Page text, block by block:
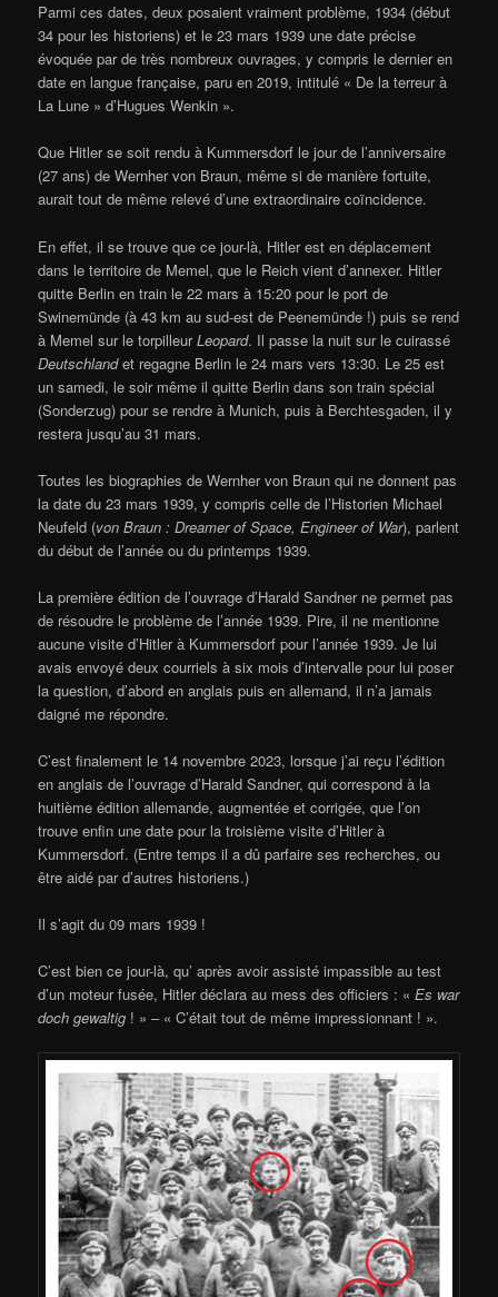
Parmi ces dates, deux posaient vraiment problème, 1934 (début
34 pour les historiens) et le 23 mars 1939 une date précise
évoquée par de très nombreux ouvrages, y compris le dernier en
date en langue française, paru en 2019, intitulé « De la terreur à
La Lune » d’Hugues Wenkin ».
Que Hitler se soit rendu à Kummersdorf le jour de l’anniversaire
(27 ans) de Wernher von Braun, même si de manière fortuite,
aurait tout de même relevé d’une extraordinaire coïncidence.
En effet, il se trouve que ce jour-là, Hitler est en déplacement
dans le territoire de Memel, que le Reich vient d’annexer. Hitler
quitte Berlin en train le 22 mars à 15:20 pour le port de
Swinemünde (à 43 km au sud-est de Peenemünde !) puis se rend
à Memel sur le torpilleurLeopard. Il passe la nuit sur le cuirassé
Deutschlandet regagne Berlin le 24 mars vers 13:30. Le 25 est
un samedi, le soir même il quitte Berlin dans son train spécial
(Sonderzug) pour se rendre à Munich, puis à Berchtesgaden, il y
restera jusqu’au 31 mars.
Toutes les biographies de Wernher von Braun qui ne donnent pas
la date du 23 mars 1939, y compris celle de l’Historien Michael
Neufeld (von Braun : Dreamer of Space, Engineer of War), parlent
du début de l’année ou du printemps 1939.
La première édition de l’ouvrage d’Harald Sandner ne permet pas
de résoudre le problème de l’année 1939. Pire, il ne mentionne
aucune visite d’Hitler à Kummersdorf pour l’année 1939. Je lui
avais envoyé deux courriels à six mois d’intervalle pour lui poser
la question, d’abord en anglais puis en allemand, il n’a jamais
daigné me répondre.
C’est finalement le 14 novembre 2023, lorsque j’ai reçu l’édition
en anglais de l’ouvrage d’Harald Sandner, qui correspond à la
huitième édition allemande, augmentée et corrigée, que l’on
trouve enfin une date pour la troisième visite d’Hitler à
Kummersdorf. (Entre temps il a dû parfaire ses recherches, ou
être aidé par d’autres historiens.)
Il s’agit du 09 mars 1939 !
C’est bien ce jour-là, qu’ après avoir assisté impassible au test
d’un moteur fusée, Hitler déclara au mess des officiers : «Es war
doch gewaltig ! » – « C’était tout de même impressionnant ! ».